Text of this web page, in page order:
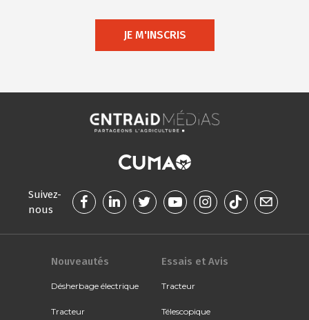
JE M'INSCRIS
Suivez-
nous
Nouveautés
Désherbage électrique
Tracteur
Essais et Avis
Tracteur
Télescopique